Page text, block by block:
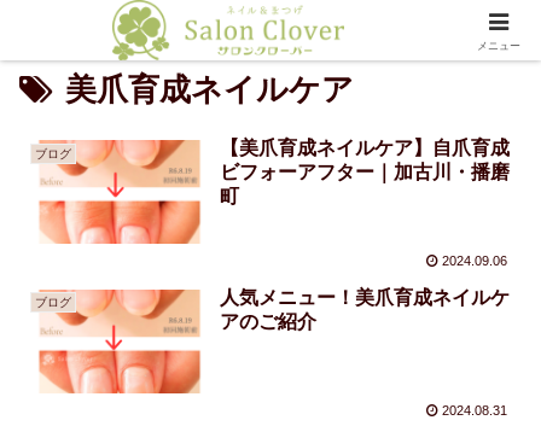
美爪育成ネイルケア
ブログ
【美爪育成ネイルケア】自爪育成
ビフォーアフター｜加古川・播磨
町
2024.09.06
ブログ
人気メニュー！美爪育成ネイルケ
アのご紹介
2024.08.31
メニュー